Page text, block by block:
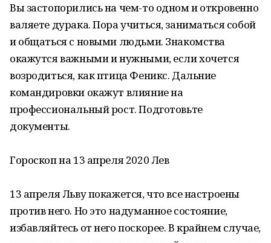
Вы застопорились на чем-то одном и откровенно
валяете дурака. Пора учиться, заниматься собой
и общаться с новыми людьми. Знакомства
окажутся важными и нужными, если хочется
возродиться, как птица Феникс. Дальние
командировки окажут влияние на
профессиональный рост. Подготовьте
документы.
Гороскоп на 13 апреля 2020 Лев
13 апреля Льву покажется, что все настроены
против него. Но это надуманное состояние,
избавляйтесь от него поскорее. В крайнем случае,